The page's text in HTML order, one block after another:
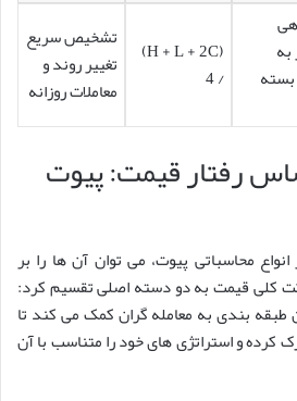
(H + L + 2C)
/ 4
تشخیص سریع
تغییر روند و
معاملات روزانه
رفتار قیمت: پیوت
انواع محاسباتی پیوت، می توان آن ها را بر
کلی قیمت به دو دسته اصلی تقسیم کرد:
طبقه بندی به معامله گران کمک می کند تا
و استراتژی های خود را متناسب با آن